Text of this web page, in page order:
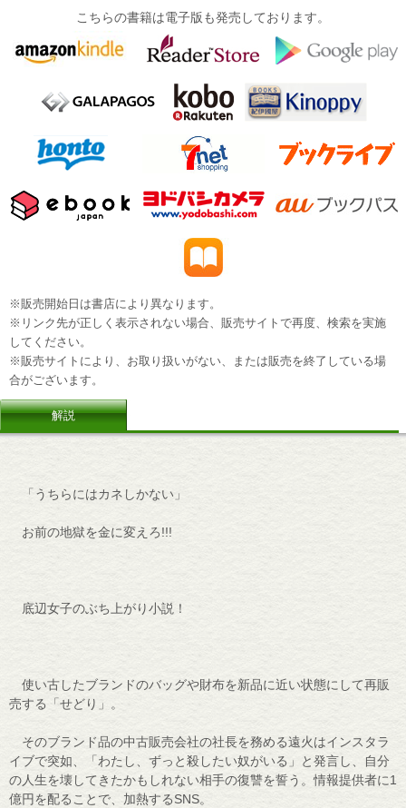
こちらの書籍は電子版も発売しております。
※販売開始日は書店により異なります。
※リンク先が正しく表示されない場合、販売サイトで再度、検索を実施
してください。
※販売サイトにより、お取り扱いがない、または販売を終了している場
合がございます。
解説
「うちらにはカネしかない」
お前の地獄を金に変えろ!!!
底辺女子のぶち上がり小説！
使い古したブランドのバッグや財布を新品に近い状態にして再販
売する「せどり」。
そのブランド品の中古販売会社の社長を務める遠火はインスタラ
イブで突如、「わたし、ずっと殺したい奴がいる」と発言し、自分
の人生を壊してきたかもしれない相手の復讐を誓う。情報提供者に1
億円を配ることで、加熱するSNS。